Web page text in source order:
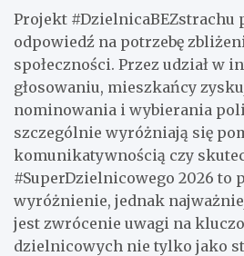
Projekt #DzielnicaBEZstrachu
odpowiedź na potrzebę
społeczności. Przez udział w
głosowaniu, mieszkańcy
nominowania i wybierania
szczególnie wyróżniają się
komunikatywnością czy
#SuperDzielnicowego 2026 to
wyróżnienie, jednak
jest zwrócenie uwagi na
dzielnicowych nie tylko jako